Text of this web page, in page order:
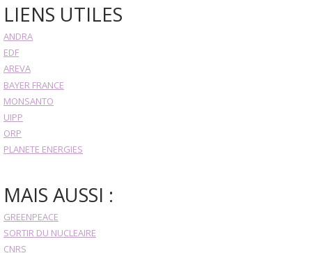
LIENS UTILES
ANDRA
EDF
AREVA
BAYER FRANCE
MONSANTO
UIPP
ORP
PLANETE ENERGIES
MAIS AUSSI :
GREENPEACE
SORTIR DU NUCLEAIRE
CNRS